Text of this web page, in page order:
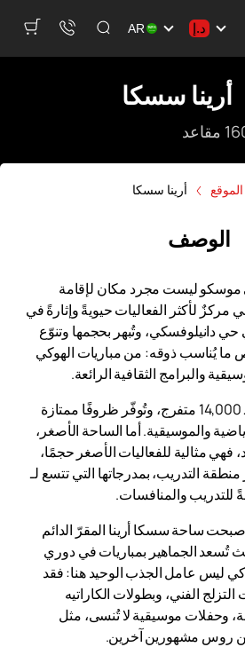
د.إ AR
أرينا سسكا
مقاعد
أرينا سسكا
الوصف
موسكو ليست مجرد مكان لإقامة
مركزٌ لأكثر الفعاليات حيويةً وإثارةً في
دانيلوفسكي، وتُبهر بحجمها وتنوّع
ما يُناسب ذوقه: من مباريات الهوكي
والبرامج الثقافية الرائعة.
تتسع الساحة الرئيسية لـ 14,000 متفرج، وتُوفّر ظروفًا ممتازة
والموسيقية. أما الساحة الأصغر،
لـ 5,000 مقعد، فهي مثالية للفعاليات الأصغر حجمًا،
منطقة التدريب، بمدرجاتها التي تتسع لـ
عام 2018، أصبحت ساحة سسكا أرينا المقرّ الدائم
تُسعد الجماهير بمباريات في دوري
ليس عامل الجذب الوحيد هنا: فقد
الفني، وبطولات الكاراتيه
وحفلات موسيقية لا تُنسى، مثل
روس مشهورين آخرين.